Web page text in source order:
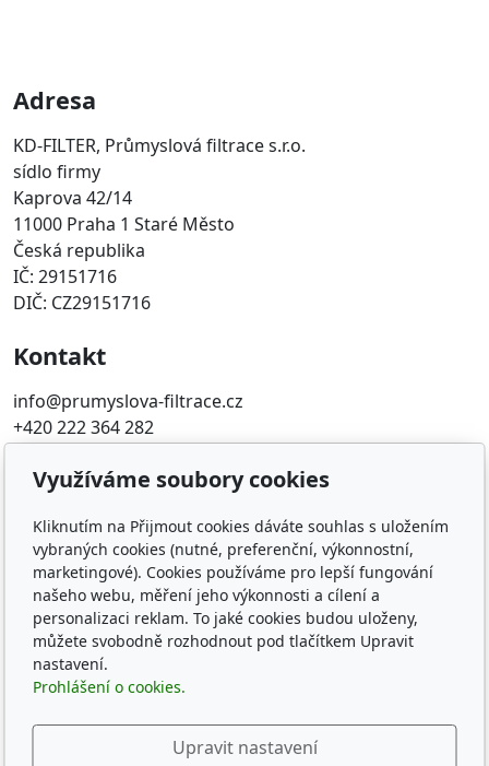
Adresa
KD-FILTER, Průmyslová filtrace s.r.o.
sídlo firmy
Kaprova 42/14
11000 Praha 1 Staré Město
Česká republika
IČ: 29151716
DIČ: CZ29151716
Kontakt
info@prumyslova-filtrace.cz
+420 222 364 282
Oblíbené odkazy
Katalog filtrů MANN
KDFILTER.CZ
FILTR-FILTRY.CZ
FILTER-FILTERS.EU
Vyhledávání filtrů podle rozměru
Sledujte nás
Využíváme soubory cookies
Kliknutím na Přijmout cookies dáváte souhlas s uložením
vybraných cookies (nutné, preferenční, výkonnostní,
marketingové). Cookies používáme pro lepší fungování
našeho webu, měření jeho výkonnosti a cílení a
personalizaci reklam. To jaké cookies budou uloženy,
můžete svobodně rozhodnout pod tlačítkem Upravit
nastavení.
Prohlášení o cookies.
Upravit nastavení